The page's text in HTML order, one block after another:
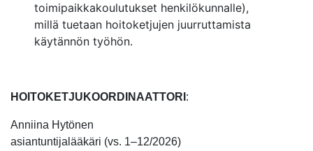
toimipaikkakoulutukset henkilökunnalle),
millä tuetaan hoitoketjujen juurruttamista
käytännön työhön.
HOITOKETJUKOORDINAATTORI :
Anniina Hytönen
asiantuntijalääkäri (vs. 1–12/2026)